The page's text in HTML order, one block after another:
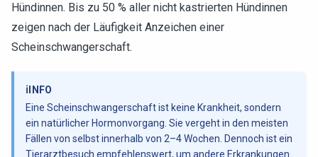
Hündinnen. Bis zu 50 % aller nicht kastrierten Hündinnen
zeigen nach der Läufigkeit Anzeichen einer
Scheinschwangerschaft.
ℹ️ INFO
Eine Scheinschwangerschaft ist keine Krankheit, sondern
ein natürlicher Hormonvorgang. Sie vergeht in den meisten
Fällen von selbst innerhalb von 2–4 Wochen. Dennoch ist ein
Tierarztbesuch empfehlenswert, um andere Erkrankungen